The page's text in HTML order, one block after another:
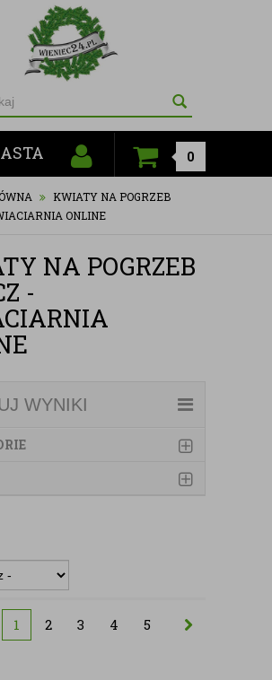
0
KWIATY NA POGRZEB
ONLINE
NA POGRZEB
-
WYNIKI
1 2 3 4 5